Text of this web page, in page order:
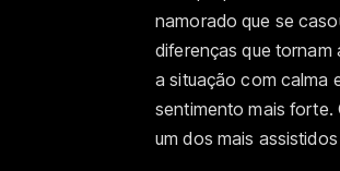
namorado que se
diferenças que
a situação com calma
sentimento mais forte.
um dos mais